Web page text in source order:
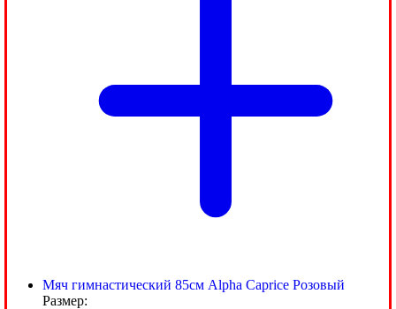
Мяч гимнастический 85см Alpha Caprice Розовый
Размер: